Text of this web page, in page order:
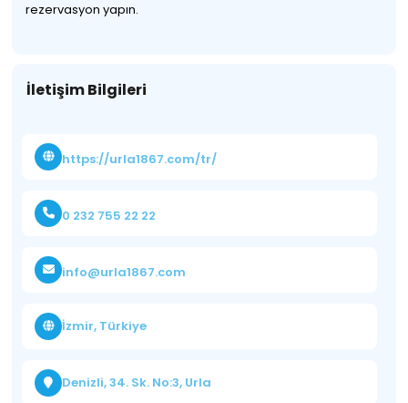
rezervasyon yapın.
İletişim Bilgileri
https://urla1867.com/tr/
0 232 755 22 22
info@urla1867.com
İzmir, Türkiye
Denizli, 34. Sk. No:3, Urla